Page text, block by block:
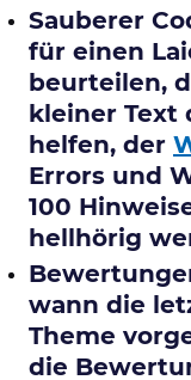
Sauberer
für einen
beurteilen,
kleiner Text
helfen, der
Errors und
100
hellhörig
wann die
Theme
die